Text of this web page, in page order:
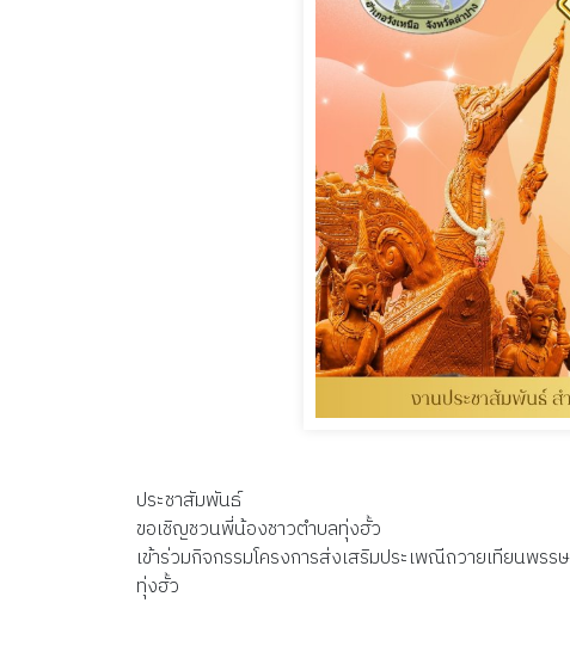
ประชาสัมพันธ์
ขอเชิญชวนพี่น้องชาวตำบลทุ่งฮั้ว
เข้าร่วมกิจกรรมโครงการส่งเสริมประเพณีถวายเทียนพ
ทุ่งฮั้ว